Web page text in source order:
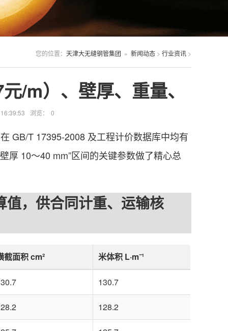
您的位置： 天津大无缝钢管集团 » 新闻动态 > 行业资讯 >
/m）、壁厚、重量、
浏览： 0
GB/T 17395-2008 及工程计价数据库中均有
厚 10～40 mm”区间的关键参数做了精心总
，供合同计重、运输核
截面积 cm² 米体积 L·m⁻¹
130.7
128.2